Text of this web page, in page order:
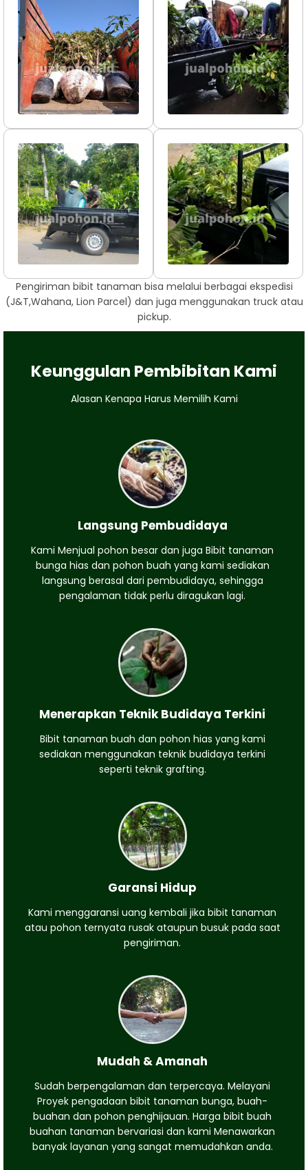
Pengiriman bibit tanaman bisa melalui berbagai ekspedisi
(J&T,Wahana, Lion Parcel) dan juga menggunakan truck atau
pickup.
Keunggulan Pembibitan Kami
Alasan Kenapa Harus Memilih Kami
Langsung Pembudidaya
Kami Menjual pohon besar dan juga Bibit tanaman
bunga hias dan pohon buah yang kami sediakan
langsung berasal dari pembudidaya, sehingga
pengalaman tidak perlu diragukan lagi.
Menerapkan Teknik Budidaya Terkini
Bibit tanaman buah dan pohon hias yang kami
sediakan menggunakan teknik budidaya terkini
seperti teknik grafting.
Garansi Hidup
Kami menggaransi uang kembali jika bibit tanaman
atau pohon ternyata rusak ataupun busuk pada saat
pengiriman.
Mudah & Amanah
Sudah berpengalaman dan terpercaya. Melayani
Proyek pengadaan bibit tanaman bunga, buah-
buahan dan pohon penghijauan. Harga bibit buah
buahan tanaman bervariasi dan kami Menawarkan
banyak layanan yang sangat memudahkan anda.